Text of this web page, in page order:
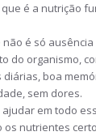
é a nutrição
é só
do organismo,
boa
sem dores.
em todo
nutrientes